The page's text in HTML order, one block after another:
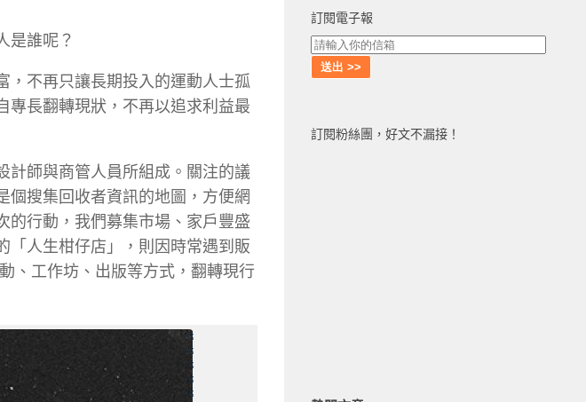
是誰呢？
，不再只讓長期投入的運動人士孤
長翻轉現狀，不再以追求利益最
計師與商管人員所組成。關注的議
個搜集回收者資訊的地圖，方便網
的行動，我們募集市場、家戶豐盛
「人生柑仔店」，則因時常遇到販
、工作坊、出版等方式，翻轉現行
訂閱電子報
訂閱粉絲團，好文不漏接！